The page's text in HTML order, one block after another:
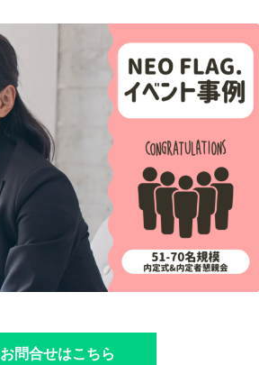
お問合せはこちら